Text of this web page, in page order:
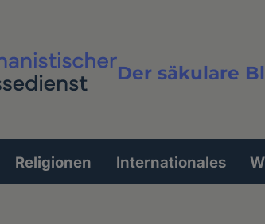
Der säkulare
Volltextsuche
Religionen Internationales